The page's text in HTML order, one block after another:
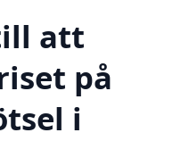
att
på
i